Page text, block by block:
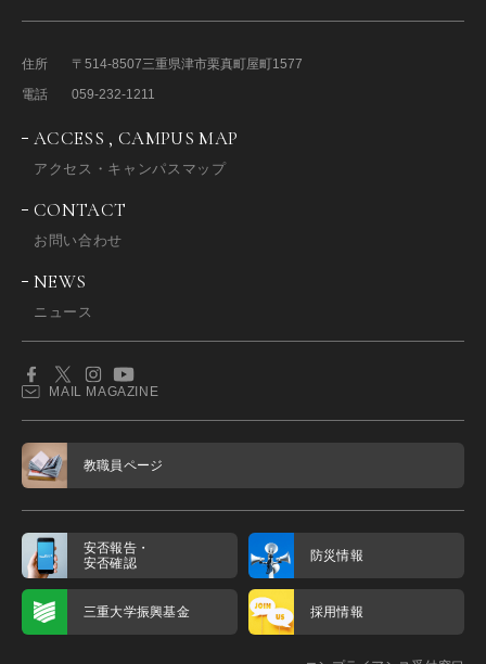
住所 〒514-8507三重県津市栗真町屋町1577
電話
059-232-1211
ACCESS , CAMPUS MAP
アクセス・キャンパスマップ
CONTACT
お問い合わせ
NEWS
ニュース
MAIL MAGAZINE
教職員ページ
安否報告・
安否確認
防災情報
三重大学振興基金 採用情報